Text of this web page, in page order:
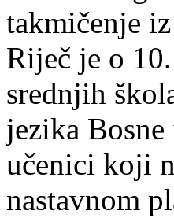
takmičenje
Riječ je o
srednjih
jezika
učenici koji
nastavnom